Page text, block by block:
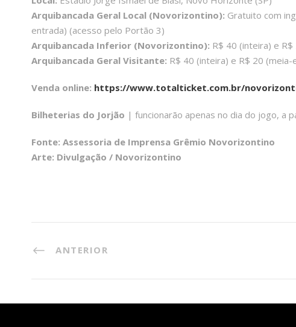
Arquibancada Geral Local (Novorizontino): Gratuito com
entrada) (acesso pelo Portão 3)
Arquibancada Inferior (Novorizontino): R$ 40 (inteira) e
Arquibancada Geral Visitante: R$ 40 (inteira) e R$ 20
Venda online: https://www.totalticket.com.br/
Bilheterias do Jorjão | funcionarão apenas no dia do jogo, a
Fonte: Assessoria de Imprensa Grêmio Novorizontino
Arte: Divulgação / Novorizontino
ANTERIOR